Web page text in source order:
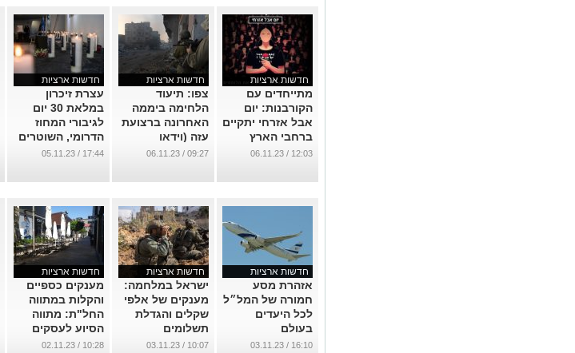
חדשות ארציות
מתייחדים עם
הקורבנות: יום
אבל אזרחי יתקיים
ברחבי הארץ
...
12:03 / 06.11.23
חדשות ארציות
צפו: תיעוד
הלחימה ביממה
האחרונה ברצועת
עזה (וידאו
ותמונות)
09:27 / 06.11.23
חדשות ארציות
עצרת זיכרון
במלאת 30 יום
לגיבורי המחוז
הדרומי, השוטרים
והשוטרות שנפלו
והארץ
17:44 / 05.11.23
חדשות ארציות
אזהרת מסע
חמורה של המל״ל
לכל היעדים
בעולם
...
16:10 / 03.11.23
חדשות ארציות
ישראל במלחמה:
מענקים של אלפי
שקלים והגדלת
תשלומים
למילואימניקים
10:07 / 03.11.23
חדשות ארציות
מענקים כספיים
והקלות במתווה
החל"ת: מתווה
הסיוע לעסקים
שנפגעו
10:28 / 02.11.23